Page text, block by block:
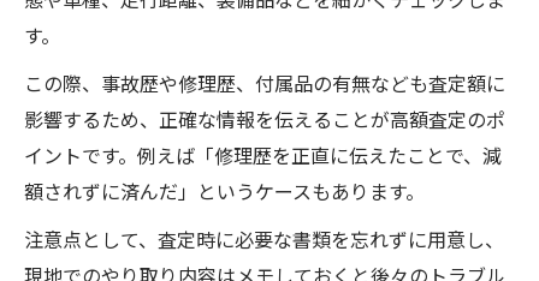
す。
この際、事故歴や修理歴、付属品の有無なども査定額に
影響するため、正確な情報を伝えることが高額査定のポ
イントです。例えば「修理歴を正直に伝えたことで、減
額されずに済んだ」というケースもあります。
注意点として、査定時に必要な書類を忘れずに用意し、
現地でのやり取り内容はメモしておくと後々のトラブル